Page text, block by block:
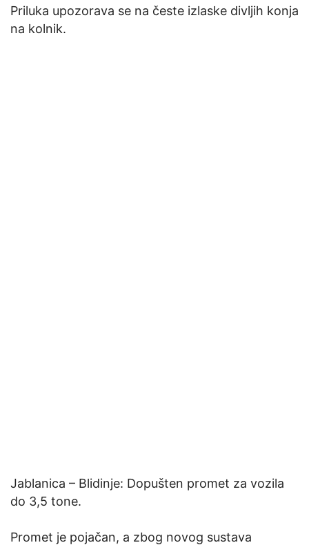
Priluka upozorava se na česte izlaske divljih konja
na kolnik.
Jablanica – Blidinje: Dopušten promet za vozila
do 3,5 tone.
Promet je pojačan, a zbog novog sustava